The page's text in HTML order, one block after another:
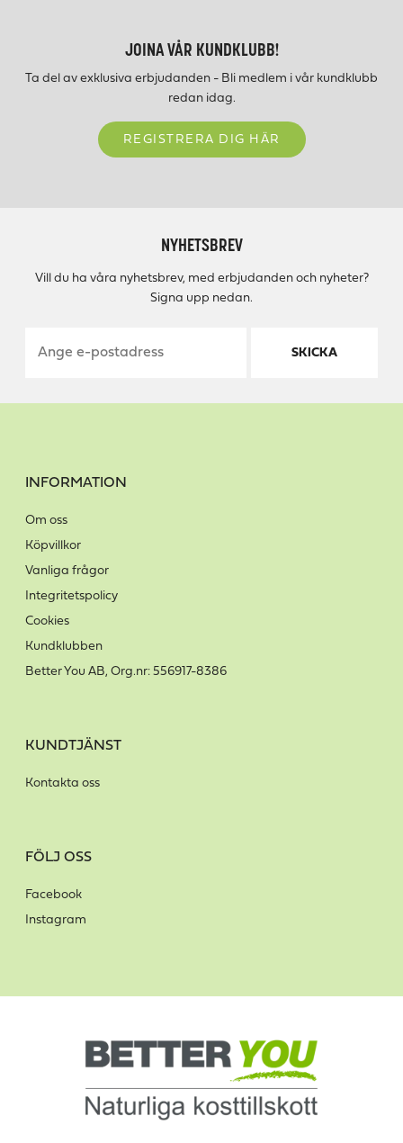
JOINA VÅR KUNDKLUBB!
Ta del av exklusiva erbjudanden - Bli medlem i vår kundklubb
redan idag.
REGISTRERA DIG HÄR
NYHETSBREV
Vill du ha våra nyhetsbrev, med erbjudanden och nyheter?
Signa upp nedan.
SKICKA
INFORMATION
Om oss
Köpvillkor
Vanliga frågor
Integritetspolicy
Cookies
Kundklubben
Better You AB, Org.nr: 556917-8386
KUNDTJÄNST
Kontakta oss
FÖLJ OSS
Facebook
Instagram